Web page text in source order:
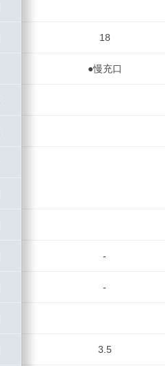
18
●慢充口
-
-
3.5